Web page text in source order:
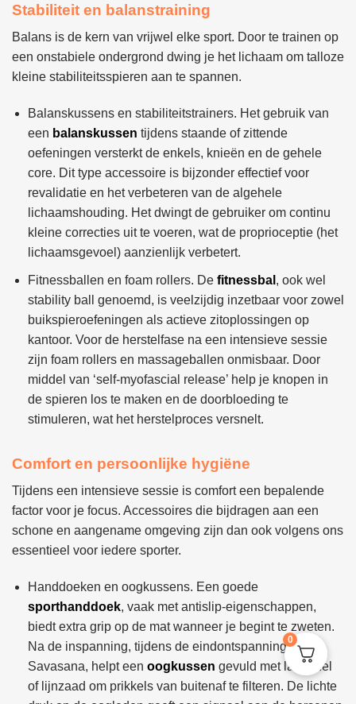
Stabiliteit en balanstraining
Balans is de kern van vrijwel elke sport. Door te trainen op
een onstabiele ondergrond dwing je het lichaam om talloze
kleine stabiliteitsspieren aan te spannen.
Balanskussens en stabiliteitstrainers. Het gebruik van
een balanskussen tijdens staande of zittende
oefeningen versterkt de enkels, knieën en de gehele
core. Dit type accessoire is bijzonder effectief voor
revalidatie en het verbeteren van de algehele
lichaamshouding. Het dwingt de gebruiker om continu
kleine correcties uit te voeren, wat de proprioceptie (het
lichaamsgevoel) aanzienlijk verbetert.
Fitnessballen en foam rollers. De fitnessbal , ook wel
stability ball genoemd, is veelzijdig inzetbaar voor zowel
buikspieroefeningen als actieve zitoplossingen op
kantoor. Voor de herstelfase na een intensieve sessie
zijn foam rollers en massageballen onmisbaar. Door
middel van ‘self-myofascial release’ help je knopen in
de spieren los te maken en de doorbloeding te
stimuleren, wat het herstelproces versnelt.
Comfort en persoonlijke hygiëne
Tijdens een intensieve sessie is comfort een bepalende
factor voor je focus. Accessoires die bijdragen aan een
schone en aangename omgeving zijn dan ook volgens ons
essentieel voor iedere sporter.
Handdoeken en oogkussens. Een goede
sporthanddoek, vaak met antislip-eigenschappen,
biedt extra grip op de mat wanneer je begint te zweten.
Na de inspanning, tijdens de eindontspanning of
Savasana, helpt een oogkussen gevuld met lavendel
of lijnzaad om prikkels van buitenaf te filteren. De lichte
0